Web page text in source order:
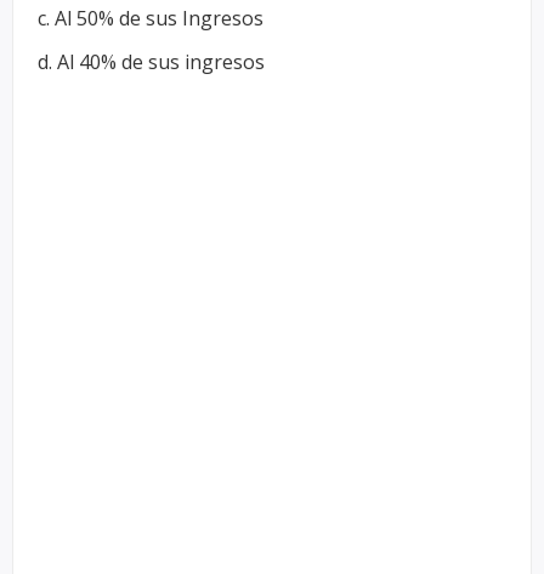
c. Al 50% de sus Ingresos
d. Al 40% de sus ingresos